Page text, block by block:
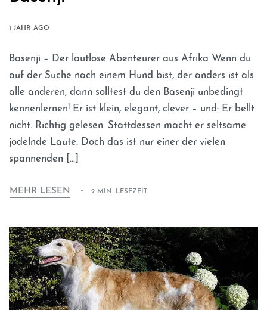
1 JAHR AGO
Basenji – Der lautlose Abenteurer aus Afrika Wenn du
auf der Suche nach einem Hund bist, der anders ist als
alle anderen, dann solltest du den Basenji unbedingt
kennenlernen! Er ist klein, elegant, clever – und: Er bellt
nicht. Richtig gelesen. Stattdessen macht er seltsame
jodelnde Laute. Doch das ist nur einer der vielen
spannenden […]
MEHR LESEN 2 MIN. LESEZEIT